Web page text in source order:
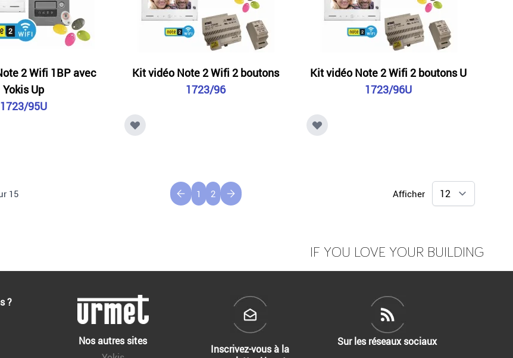
2 Wifi 1BP avec
Yokis Up
1723/95U
Kit vidéo Note 2 Wifi 2 boutons
1723/96
Kit vidéo Note 2 Wifi 2 boutons U
1723/96U
15 1 2 Afficher
IF YOU LOVE YOUR BUILDING
?
Nos autres sites
Inscrivez-vous à la
Sur les réseaux sociaux